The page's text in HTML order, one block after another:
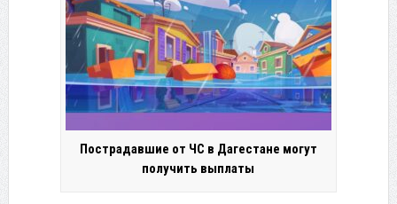
Пострадавшие от ЧС в Дагестане могут
получить выплаты